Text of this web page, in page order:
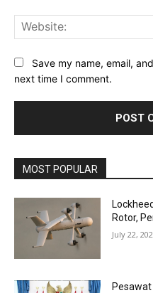
Save my name, email,
next time I comment.
MOST POPULAR
Rotor,
July 22,